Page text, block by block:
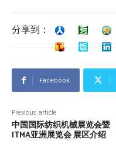
分享到：
Facebook
Previous article
中国国际纺织机械展览会暨
ITMA亚洲展览会 展区介绍